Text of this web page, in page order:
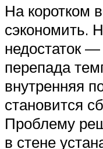
На коротком
сэкономить.
недостаток —
перепада
внутренняя
становится
Проблему
в стене